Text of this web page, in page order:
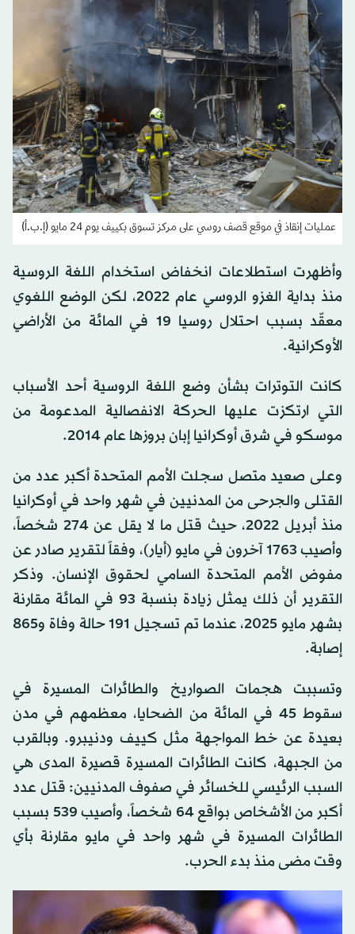
عمليات إنقاذ في موقع قصف روسي على مركز تسوق بكييف يوم 24 مايو (إ.ب.أ)
وأظهرت استطلاعات انخفاض استخدام اللغة الروسية
منذ بداية الغزو الروسي عام 2022، لكن الوضع اللغوي
معقّد بسبب احتلال روسيا 19 في المائة من الأراضي
الأوكرانية.
كانت التوترات بشأن وضع اللغة الروسية أحد الأسباب
التي ارتكزت عليها الحركة الانفصالية المدعومة من
موسكو في شرق أوكرانيا إبان بروزها عام 2014.
وعلى صعيد متصل سجلت الأمم المتحدة أكبر عدد من
القتلى والجرحى من المدنيين في شهر واحد في أوكرانيا
منذ أبريل 2022، حيث قتل ما لا يقل عن 274 شخصاً،
وأصيب 1763 آخرون في مايو (أيار)، وفقاً لتقرير صادر عن
مفوض الأمم المتحدة السامي لحقوق الإنسان. وذكر
التقرير أن ذلك يمثل زيادة بنسبة 93 في المائة مقارنة
بشهر مايو 2025، عندما تم تسجيل 191 حالة وفاة و865
إصابة.
وتسببت هجمات الصواريخ والطائرات المسيرة في
سقوط 45 في المائة من الضحايا، معظمهم في مدن
بعيدة عن خط المواجهة مثل كييف ودنيبرو. وبالقرب
من الجبهة، كانت الطائرات المسيرة قصيرة المدى هي
السبب الرئيسي للخسائر في صفوف المدنيين: قتل عدد
أكبر من الأشخاص بواقع 64 شخصاً، وأصيب 539 بسبب
الطائرات المسيرة في شهر واحد في مايو مقارنة بأي
وقت مضى منذ بدء الحرب.